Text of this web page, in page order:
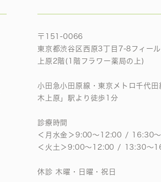
〒151-0066
東京都渋谷区西原3丁目7-8フィー
上原2階(1階フラワー薬局の上)
小田急小田原線・東京メトロ千代田
木上原」駅より徒歩1分
診療時間
＜月水金＞9:00〜12:00 / 16:30
＜火土＞9:00〜12:00 / 13:30〜
休診 木曜・日曜・祝日